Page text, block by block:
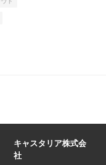
キャスタリア株式会
社